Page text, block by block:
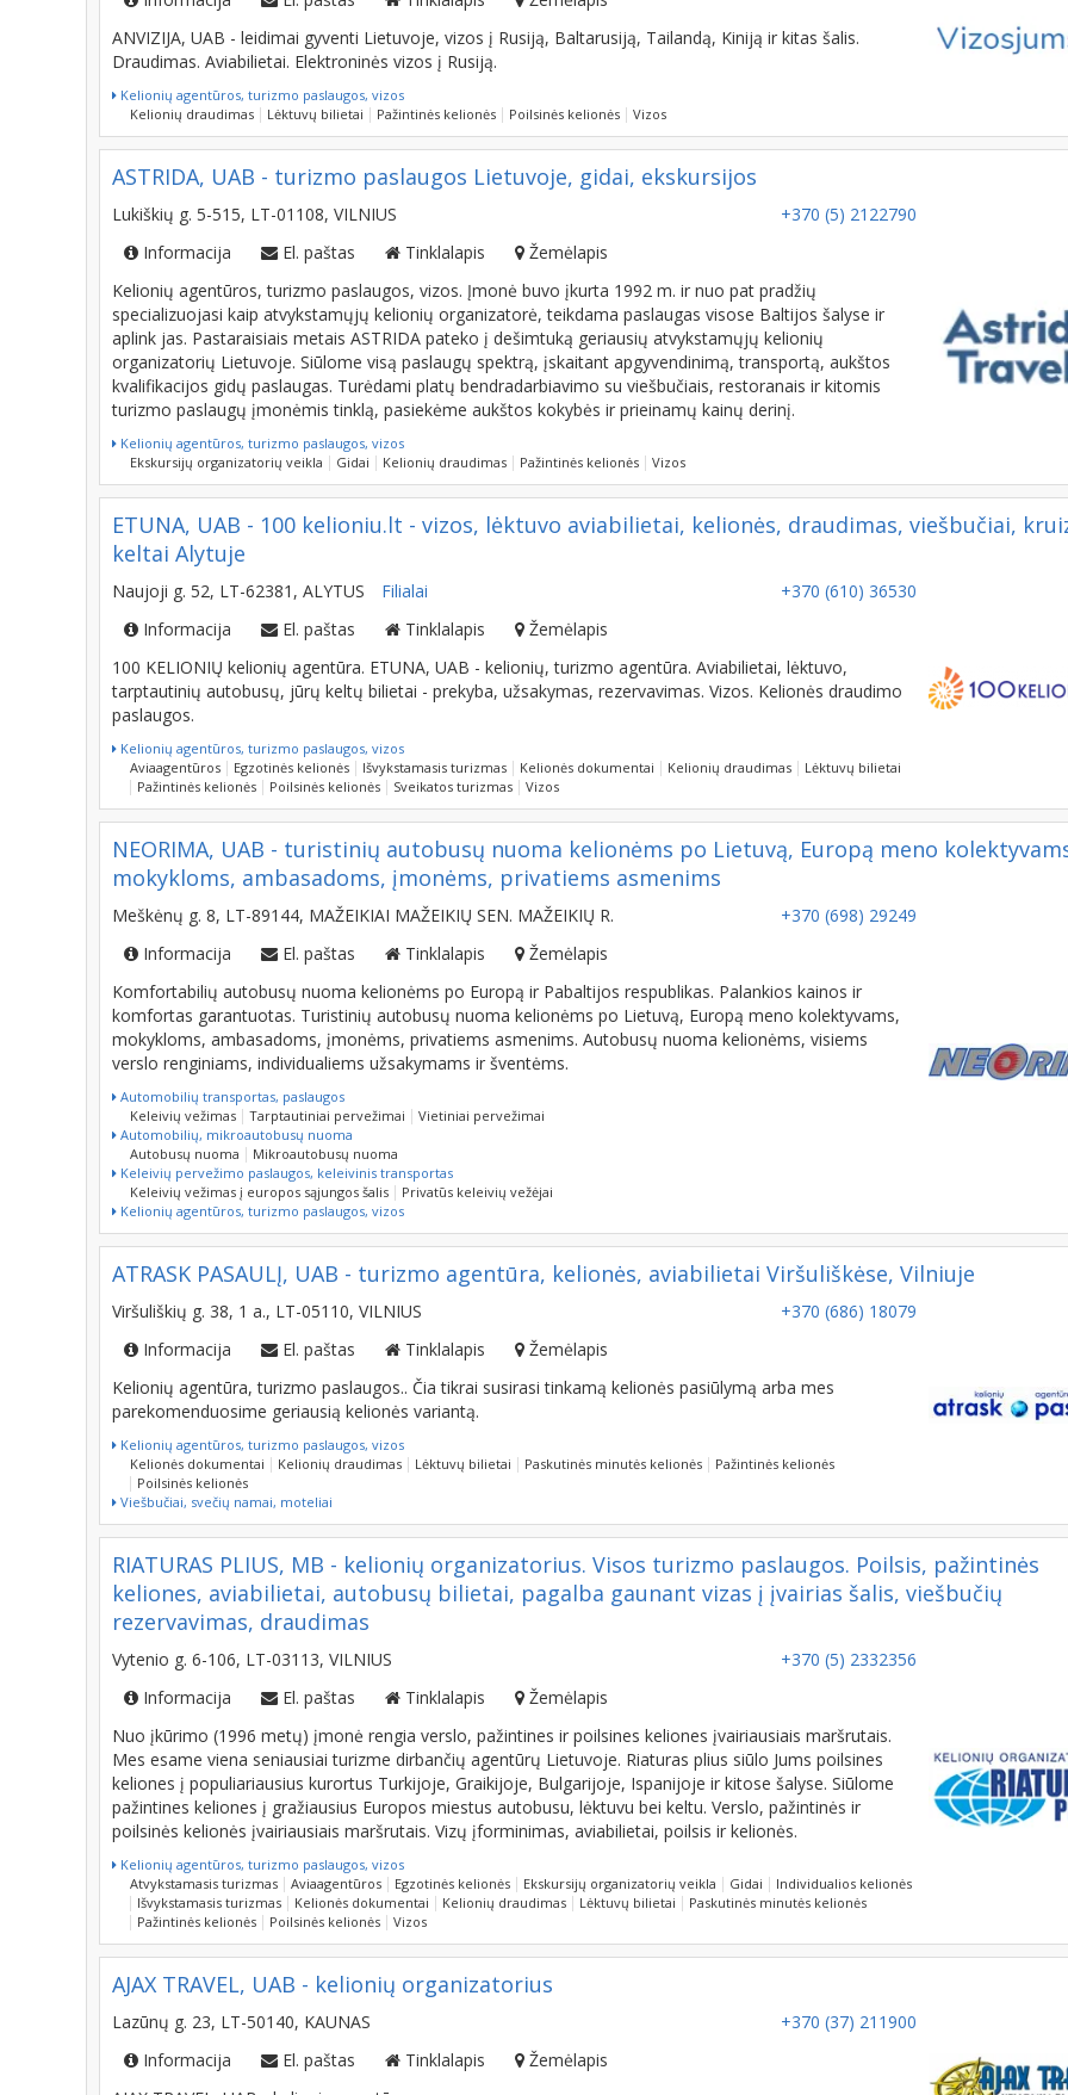
ANVIZIJA, UAB - leidimai gyventi Lietuvoje, vizos į Rusiją, Baltarusiją, Tailandą, Kiniją ir kitas šalis.
Draudimas. Aviabilietai. Elektroninės vizos į Rusiją.
Kelionių agentūros, turizmo paslaugos, vizos
Kelionių draudimas
Lėktuvų bilietai Pažintinės kelionės
ASTRIDA, UAB - turizmo paslaugos Lietuvoje, gidai, ekskursijos
Lukiškių g. 5-515, LT-01108, VILNIUS
Informacija
El. paštas
Kelionių agentūros, turizmo paslaugos, vizos. Įmonė buvo įkurta 1992 m. ir nuo pat pradžių
specializuojasi kaip atvykstamųjų kelionių organizatorė, teikdama paslaugas visose Baltijos šalyse ir
aplink jas. Pastaraisiais metais ASTRIDA pateko į dešimtuką geriausių atvykstamųjų kelionių
organizatorių Lietuvoje. Siūlome visą paslaugų spektrą, įskaitant apgyvendinimą, transportą, aukštos
kvalifikacijos gidų paslaugas. Turėdami platų bendradarbiavimo su viešbučiais, restoranais ir kitomis
turizmo paslaugų įmonėmis tinklą, pasiekėme aukštos kokybės ir prieinamų kainų derinį.
Kelionių agentūros, turizmo paslaugos, vizos
Ekskursijų organizatorių veikla
Gidai Kelionių draudimas
ETUNA, UAB - 100 kelioniu.lt - vizos, lėktuvo aviabilietai, kelionės, draudimas, viešbučiai,
keltai Alytuje
Naujoji g. 52, LT-62381, ALYTUS
Informacija
El. paštas Tinklalapis
100 KELIONIŲ kelionių agentūra. ETUNA, UAB - kelionių, turizmo agentūra. Aviabilietai, lėktuvo,
tarptautinių autobusų, jūrų keltų bilietai - prekyba, užsakymas, rezervavimas. Vizos. Kelionės draudimo
paslaugos.
Kelionių agentūros, turizmo paslaugos, vizos
Aviaagentūros
Egzotinės kelionės Išvykstamasis turizmas
Pažintinės kelionės
Poilsinės kelionės Sveikatos turizmas Vizos
NEORIMA, UAB - turistinių autobusų nuoma kelionėms po Lietuvą, Europą meno
mokykloms, ambasadoms, įmonėms, privatiems asmenims
Meškėnų g. 8, LT-89144, MAŽEIKIAI MAŽEIKIŲ SEN. MAŽEIKIŲ R.
Informacija
El. paštas Tinklalapis
Žemėlapis
Komfortabilių autobusų nuoma kelionėms po Europą ir Pabaltijos respublikas. Palankios kainos ir
komfortas garantuotas. Turistinių autobusų nuoma kelionėms po Lietuvą, Europą meno kolektyvams,
mokykloms, ambasadoms, įmonėms, privatiems asmenims. Autobusų nuoma kelionėms, visiems
verslo renginiams, individualiems užsakymams ir šventėms.
Automobilių transportas, paslaugos
Keleivių vežimas
Tarptautiniai pervežimai
Automobilių, mikroautobusų nuoma
Autobusų nuoma
Mikroautobusų nuoma
Keleivių pervežimo paslaugos, keleivinis transportas
Keleivių vežimas į europos sąjungos šalis
Privatūs keleivių vežėjai
Kelionių agentūros, turizmo paslaugos, vizos
ATRASK PASAULĮ, UAB - turizmo agentūra, kelionės, aviabilietai Viršuliškėse, Vilniuje
Viršuliškių g. 38, 1 a., LT-05110, VILNIUS
+370 (686) 18079
Informacija
El. paštas Tinklalapis
Kelionių agentūra, turizmo paslaugos.. Čia tikrai susirasi tinkamą kelionės pasiūlymą arba mes
parekomenduosime geriausią kelionės variantą.
Kelionių agentūros, turizmo paslaugos, vizos
Kelionės dokumentai
Kelionių draudimas
Poilsinės kelionės
Viešbučiai, svečių namai, moteliai
RIATURAS PLIUS, MB - kelionių organizatorius. Visos turizmo paslaugos. Poilsis, pažintinės
keliones, aviabilietai, autobusų bilietai, pagalba gaunant vizas į įvairias šalis, viešbučių
rezervavimas, draudimas
Vytenio g. 6-106, LT-03113, VILNIUS
Informacija
El. paštas
Nuo įkūrimo (1996 metų) įmonė rengia verslo, pažintines ir poilsines keliones įvairiausiais maršrutais.
Mes esame viena seniausiai turizme dirbančių agentūrų Lietuvoje. Riaturas plius siūlo Jums poilsines
keliones į populiariausius kurortus Turkijoje, Graikijoje, Bulgarijoje, Ispanijoje ir kitose šalyse. Siūlome
pažintines keliones į gražiausius Europos miestus autobusu, lėktuvu bei keltu. Verslo, pažintinės ir
poilsinės kelionės įvairiausiais maršrutais. Vizų įforminimas, aviabilietai, poilsis ir kelionės.
Kelionių agentūros, turizmo paslaugos, vizos
Atvykstamasis turizmas
Aviaagentūros Egzotinės kelionės
Išvykstamasis turizmas
Kelionės dokumentai Kelionių draudimas Lėktuvų bilietai
Paskutinės minutės kelionės
Pažintinės kelionės
Poilsinės kelionės Vizos
AJAX TRAVEL, UAB - kelionių organizatorius
Lazūnų g. 23, LT-50140, KAUNAS
Informacija
El. paštas
AJAX TRAVEL, UAB - kelionių agentūra.